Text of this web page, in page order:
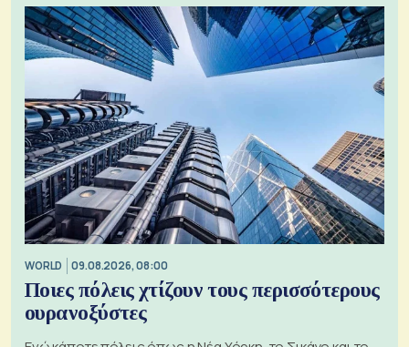
WORLD 09.08.2026, 08:00
Ποιες πόλεις χτίζουν τους περισσότερους
ουρανοξύστες